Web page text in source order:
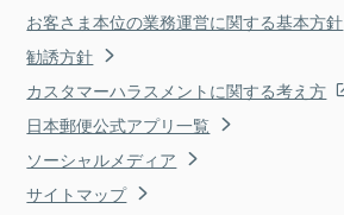
お客さま本位の業務運営に関する基本方針
勧誘方針
カスタマーハラスメントに関する考え方
日本郵便公式アプリ一覧
ソーシャルメディア
サイトマップ